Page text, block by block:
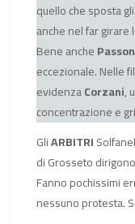
quello che sposta
anche nel far girare
Bene anche
eccezionale. Nelle
evidenzaCorzani,
concentrazione e
GliARBITRI
di Grosseto
Fanno pochissimi
nessuno protesta.